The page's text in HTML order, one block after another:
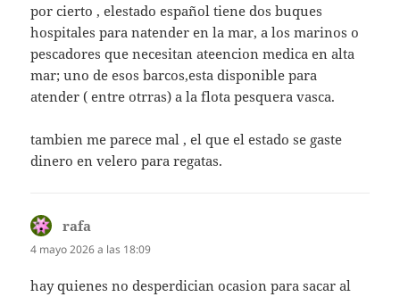
por cierto , elestado español tiene dos buques
hospitales para natender en la mar, a los marinos o
pescadores que necesitan ateencion medica en alta
mar; uno de esos barcos,esta disponible para
atender ( entre otrras) a la flota pesquera vasca.
tambien me parece mal , el que el estado se gaste
dinero en velero para regatas.
rafa
4 mayo 2026 a las 18:09
hay quienes no desperdician ocasion para sacar al